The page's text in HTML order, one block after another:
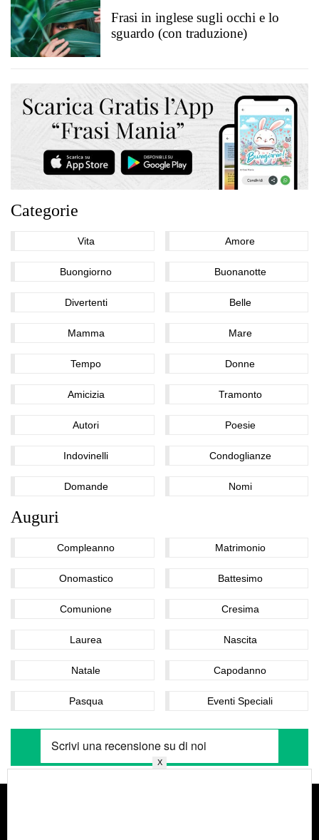
Frasi in inglese sugli occhi e lo
sguardo (con traduzione)
Categorie
Vita Amore
Buongiorno Buonanotte
Divertenti Belle
Mamma Mare
Tempo Donne
Amicizia Tramonto
Autori Poesie
Indovinelli Condoglianze
Domande Nomi
Auguri
Compleanno Matrimonio
Onomastico Battesimo
Comunione Cresima
Laurea Nascita
Natale Capodanno
Pasqua Eventi Speciali
X